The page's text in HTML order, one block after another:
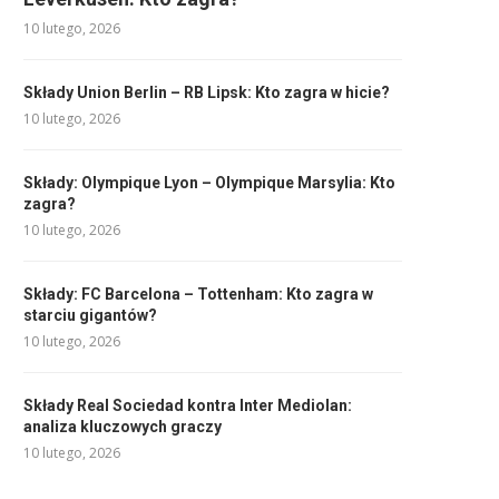
10 lutego, 2026
Składy Union Berlin – RB Lipsk: Kto zagra w hicie?
10 lutego, 2026
Składy: Olympique Lyon – Olympique Marsylia: Kto
zagra?
10 lutego, 2026
Składy: FC Barcelona – Tottenham: Kto zagra w
starciu gigantów?
10 lutego, 2026
Składy Real Sociedad kontra Inter Mediolan:
analiza kluczowych graczy
10 lutego, 2026